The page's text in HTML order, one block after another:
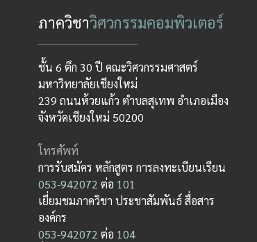
ภาควิชาวิศวกรรมคอมพิวเตอร์
ชั้น 6 ตึก 30 ปี คณะวิศวกรรมศาสตร์
มหาวิทยาลัยเชียงใหม่
239 ถนนห้วยแก้ว ตำบลสุเทพ อำเภอเมือง
จังหวัดเชียงใหม่ 50200
โทรศัพท์
การรับสมัคร หลักสูตร การลงทะเบียนเรียน
053-942072 ต่อ 101
เยี่ยมชมภาควิชา ประชาสัมพันธ์ สื่อสาร
องค์กร
053-942072 ต่อ 104